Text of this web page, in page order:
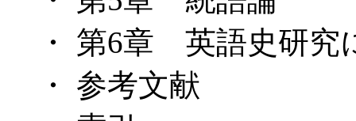
・ 第6章 英語史研究
・ 参考文献